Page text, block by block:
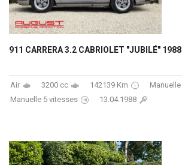
911 CARRERA 3.2 CABRIOLET "JUBILÉ" 1988
Air 3200 cc 142139 Km
Manuelle
Manuelle 5 vitesses
13.04.1988